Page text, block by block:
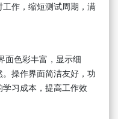
作，缩短测试周期，满
面色彩丰富，显示细
操作界面简洁友好，功
习成本，提高工作效